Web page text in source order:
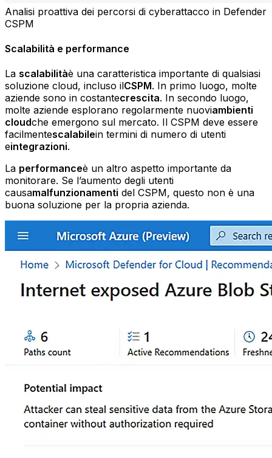
Analisi proattiva dei percorsi di cyberattacco in Defender
CSPM
Scalabilità e performance
La scalabilitàè una caratteristica importante di qualsiasi
soluzione cloud, incluso ilCSPM. In primo luogo, molte
aziende sono in costantecrescita. In secondo luogo,
molte aziende esplorano regolarmente nuoviambienti
cloudche emergono sul mercato. Il CSPM deve essere
facilmentescalabilein termini di numero di utenti
eintegrazioni.
La performanceè un altro aspetto importante da
monitorare. Se l’aumento degli utenti
causamalfunzionamenti del CSPM, questo non è una
buona soluzione per la propria azienda.